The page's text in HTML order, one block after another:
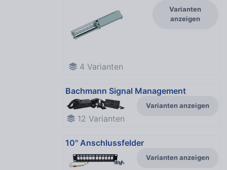
4 Varianten
Varianten
anzeigen
12 Varianten
Bachmann Signal Management
Varianten anzeigen
10" Anschlussfelder
Varianten anzeigen